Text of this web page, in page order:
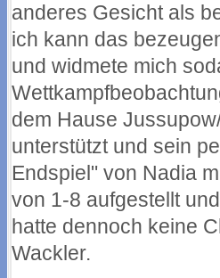
anderes Gesicht als
ich kann das
und widmete mich
dem Hause
unterstützt und sein
Endspiel" von Nadia
von 1-8 aufgestellt
hatte dennoch keine
Wackler.